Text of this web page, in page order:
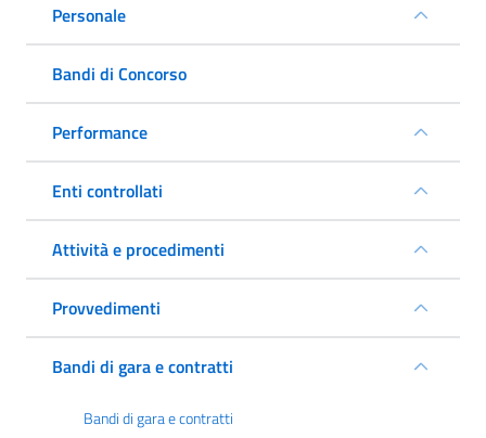
Personale
Bandi di Concorso
Performance
Enti controllati
Attività e procedimenti
Provvedimenti
Bandi di gara e contratti
Bandi di gara e contratti